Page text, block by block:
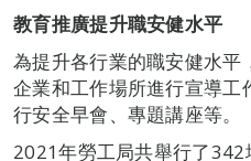
教育推廣提升職安健水平
為提升各行業的職安健水平
企業和工作場所進行宣導工
行安全早會、專題講座等。
2021年勞工局共舉行了